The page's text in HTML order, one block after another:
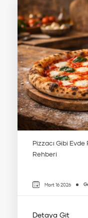
Pizzacı Gibi Evde
Rehberi
Mart 16 2026
Detaya Git